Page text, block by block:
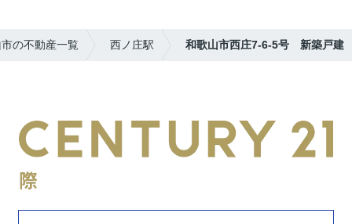
の不動産一覧 西ノ庄駅 和歌山市西庄7-6-5号 新築戸建